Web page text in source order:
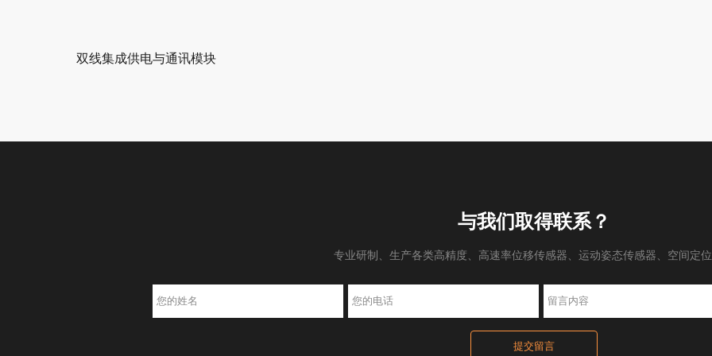
双线集成供电与通讯模块
与我们取得联系？
专业研制、生产各类高精度、高速率位移传感器、运动姿态传感器、空间定